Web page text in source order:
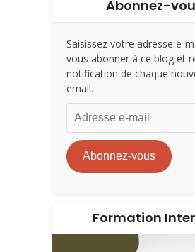
Abonnez-
Saisissez votre adresse e-
vous abonner à ce blog et
notification de chaque
email.
e-
mail
Abonnez-vous
Formation